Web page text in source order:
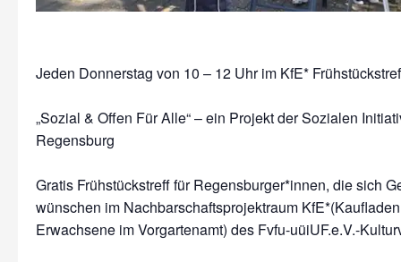
Jeden Donnerstag von 10 – 12 Uhr im KfE*
„Sozial & Offen Für Alle“ – ein Projekt der Sozialen
Regensburg
Gratis Frühstückstreff für Regensburger*innen, die sich
wünschen im Nachbarschaftsprojektraum
Erwachsene im Vorgartenamt) des Fvfu-uüiUF.e.V.-